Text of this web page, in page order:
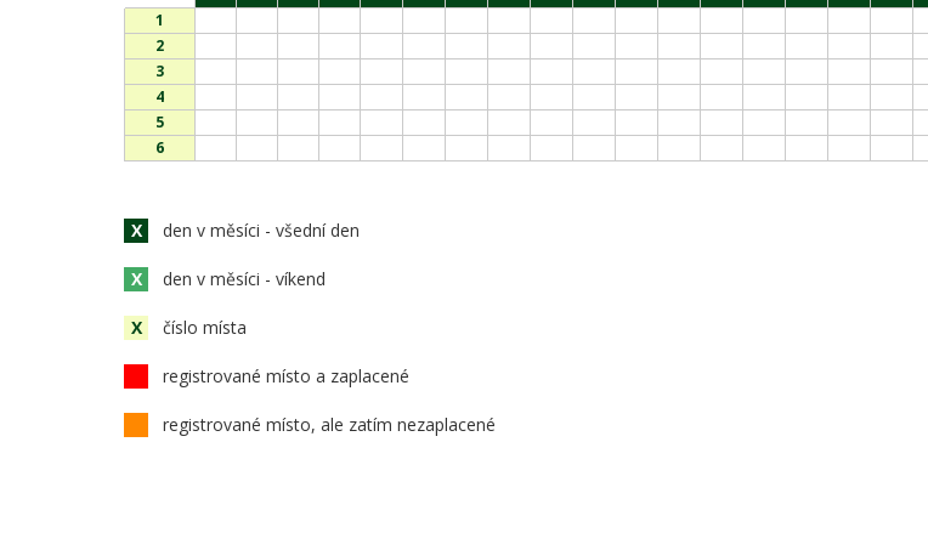
1
2
3
4
5
6
X den v měsíci - všední den
X den v měsíci - víkend
X číslo místa
registrované místo a zaplacené
registrované místo, ale zatím nezaplacené